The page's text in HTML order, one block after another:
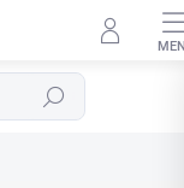
SLEVU
Hledat